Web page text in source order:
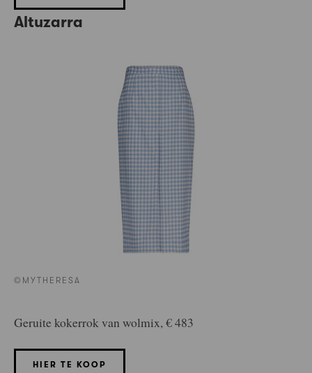
Altuzarra
©MYTHERESA
Geruite kokerrok van wolmix, € 483
HIER TE KOOP